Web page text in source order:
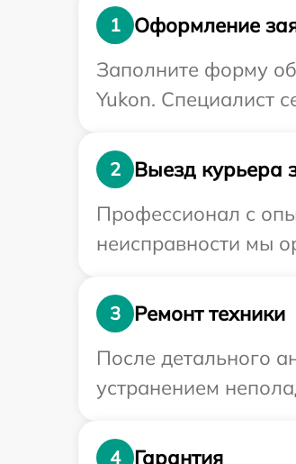
1
Оформление
Заполните форму
Yukon. Специалист
2
Выезд курьера
Профессионал с
неисправности мы
3
Ремонт техники
После детального
устранением
4
Гарантия